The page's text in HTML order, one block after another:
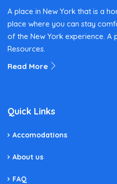
A place in New York that is a
place where you can stay
of the New York experience. A
Resources.
Read More
Quick Links
Accomodations
About us
FAQ